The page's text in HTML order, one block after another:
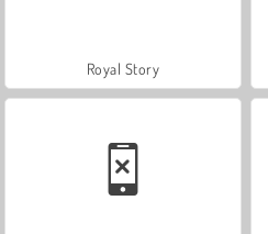
Royal Story